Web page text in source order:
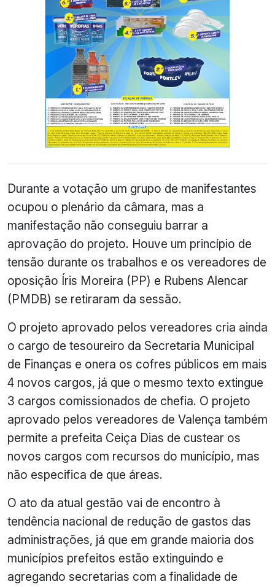
Durante a votação um grupo de manifestantes
ocupou o plenário da câmara, mas a
manifestação não conseguiu barrar a
aprovação do projeto. Houve um princípio de
tensão durante os trabalhos e os vereadores de
oposição Íris Moreira (PP) e Rubens Alencar
(PMDB) se retiraram da sessão.
O projeto aprovado pelos vereadores cria ainda
o cargo de tesoureiro da Secretaria Municipal
de Finanças e onera os cofres públicos em mais
4 novos cargos, já que o mesmo texto extingue
3 cargos comissionados de chefia. O projeto
aprovado pelos vereadores de Valença também
permite a prefeita Ceiça Dias de custear os
novos cargos com recursos do município, mas
não especifica de que áreas.
O ato da atual gestão vai de encontro à
tendência nacional de redução de gastos das
administrações, já que em grande maioria dos
municípios prefeitos estão extinguindo e
agregando secretarias com a finalidade de